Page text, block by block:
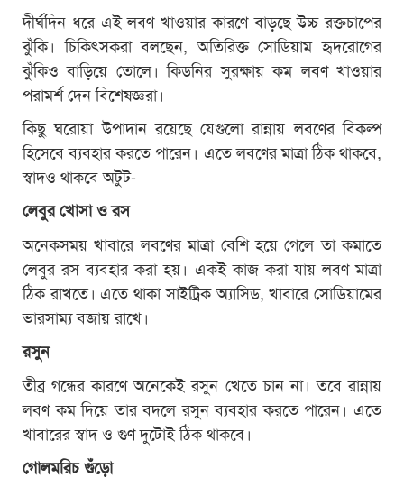
দীর্ঘদিন ধরে এই লবণ খাওয়ার কারণে বাড়ছে উচ্চ রক্তচাপের
ঝুঁকি। চিকিৎসকরা বলছেন, অতিরিক্ত সোডিয়াম হৃদরোগের
ঝুঁকিও বাড়িয়ে তোলে। কিডনির সুরক্ষায় কম লবণ খাওয়ার
পরামর্শ দেন বিশেষজ্ঞরা।
কিছু ঘরোয়া উপাদান রয়েছে যেগুলো রান্নায় লবণের বিকল্প
হিসেবে ব্যবহার করতে পারেন। এতে লবণের মাত্রা ঠিক থাকবে,
স্বাদও থাকবে অটুট-
লেবুর খোসা ও রস
অনেকসময় খাবারে লবণের মাত্রা বেশি হয়ে গেলে তা কমাতে
লেবুর রস ব্যবহার করা হয়। একই কাজ করা যায় লবণ মাত্রা
ঠিক রাখতে। এতে থাকা সাইট্রিক অ্যাসিড, খাবারে সোডিয়ামের
ভারসাম্য বজায় রাখে।
রসুন
তীব্র গন্ধের কারণে অনেকেই রসুন খেতে চান না। তবে রান্নায়
লবণ কম দিয়ে তার বদলে রসুন ব্যবহার করতে পারেন। এতে
খাবারের স্বাদ ও গুণ দুটোই ঠিক থাকবে।
গোলমরিচ গুঁড়ো